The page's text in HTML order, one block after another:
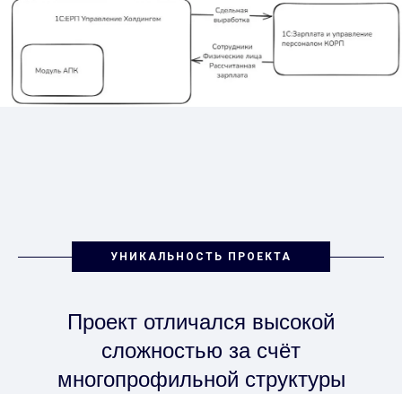
УНИКАЛЬНОСТЬ ПРОЕКТА
Проект отличался высокой
сложностью за счёт
многопрофильной структуры